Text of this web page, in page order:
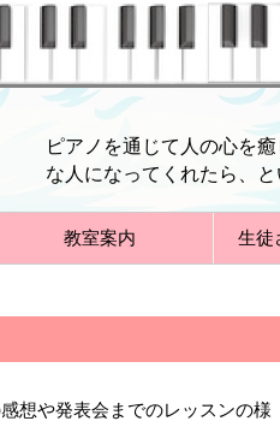
ピアノを通じて人の心を
な人になってくれたら、
教室案内 生徒
想や発表会までのレッスンの様